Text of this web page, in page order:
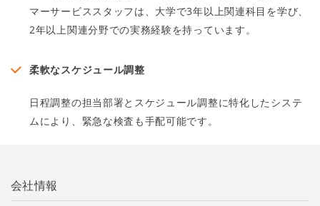
マーサービススタッフは、大学で3年以上関連科目を学び、
2年以上関連分野での実務経験を持っています。
柔軟なスケジュール調整
日程調整の担当部署とスケジュール調整に特化したシステ
ムにより、緊急な検査も手配可能です。
会社情報